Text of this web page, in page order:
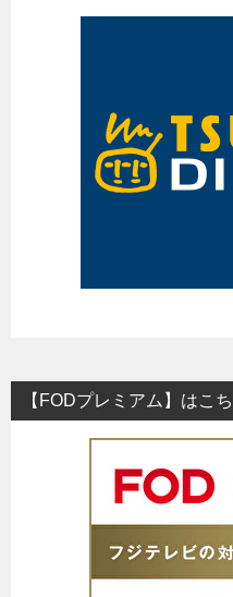
【FODプレミアム】はこ